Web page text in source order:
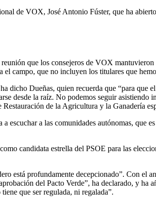
de VOX, José Antonio Fúster, que ha
que los consejeros de VOX
campo, que no incluyen los titulares que
Dueñas, quien recuerda que “para que
desde la raíz. No podemos seguir asistiendo
de la Agricultura y la Ganadería
a las comunidades autónomas, que
candidata estrella del PSOE para las
está profundamente decepcionado”. Con el
del Pacto Verde”, ha declarado, y ha
que ser regulada, ni regalada”.